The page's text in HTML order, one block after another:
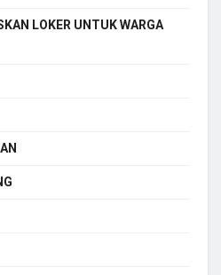
LOKER UNTUK WARGA